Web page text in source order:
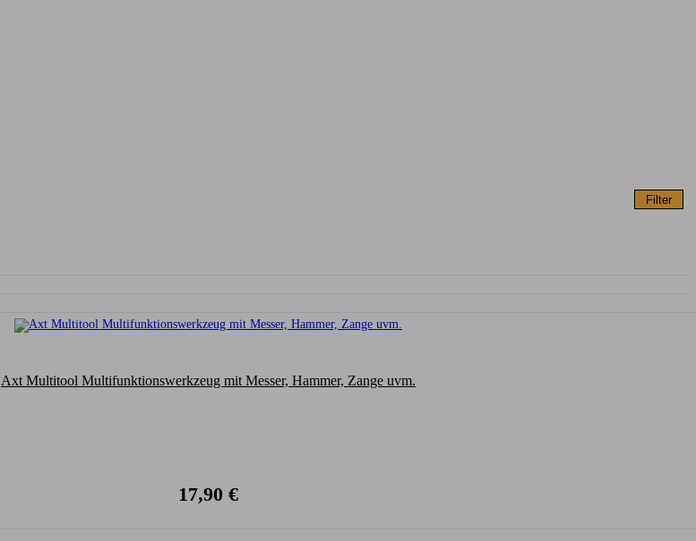
Filter
Axt Multitool Multifunktionswerkzeug mit Messer, Hammer, Zange uvm.
17,90 €